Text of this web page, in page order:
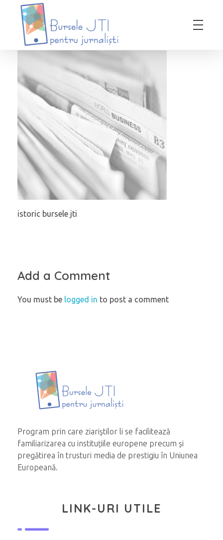
Bursele JTI pentru Jurnalisti
ediția 2018-2019
istoric bursele jti
Add a Comment
You must be logged in to post a comment
Program prin care ziariştilor li se facilitează
familiarizarea cu instituțiile europene precum și
pregătirea în trusturi media de prestigiu în Uniunea
Europeană.
LINK-URI UTILE